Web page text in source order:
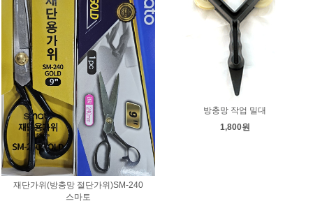
재단가위(방충망 절단가위)SM-240
스마토
방충망 작업 밀대
1,800원